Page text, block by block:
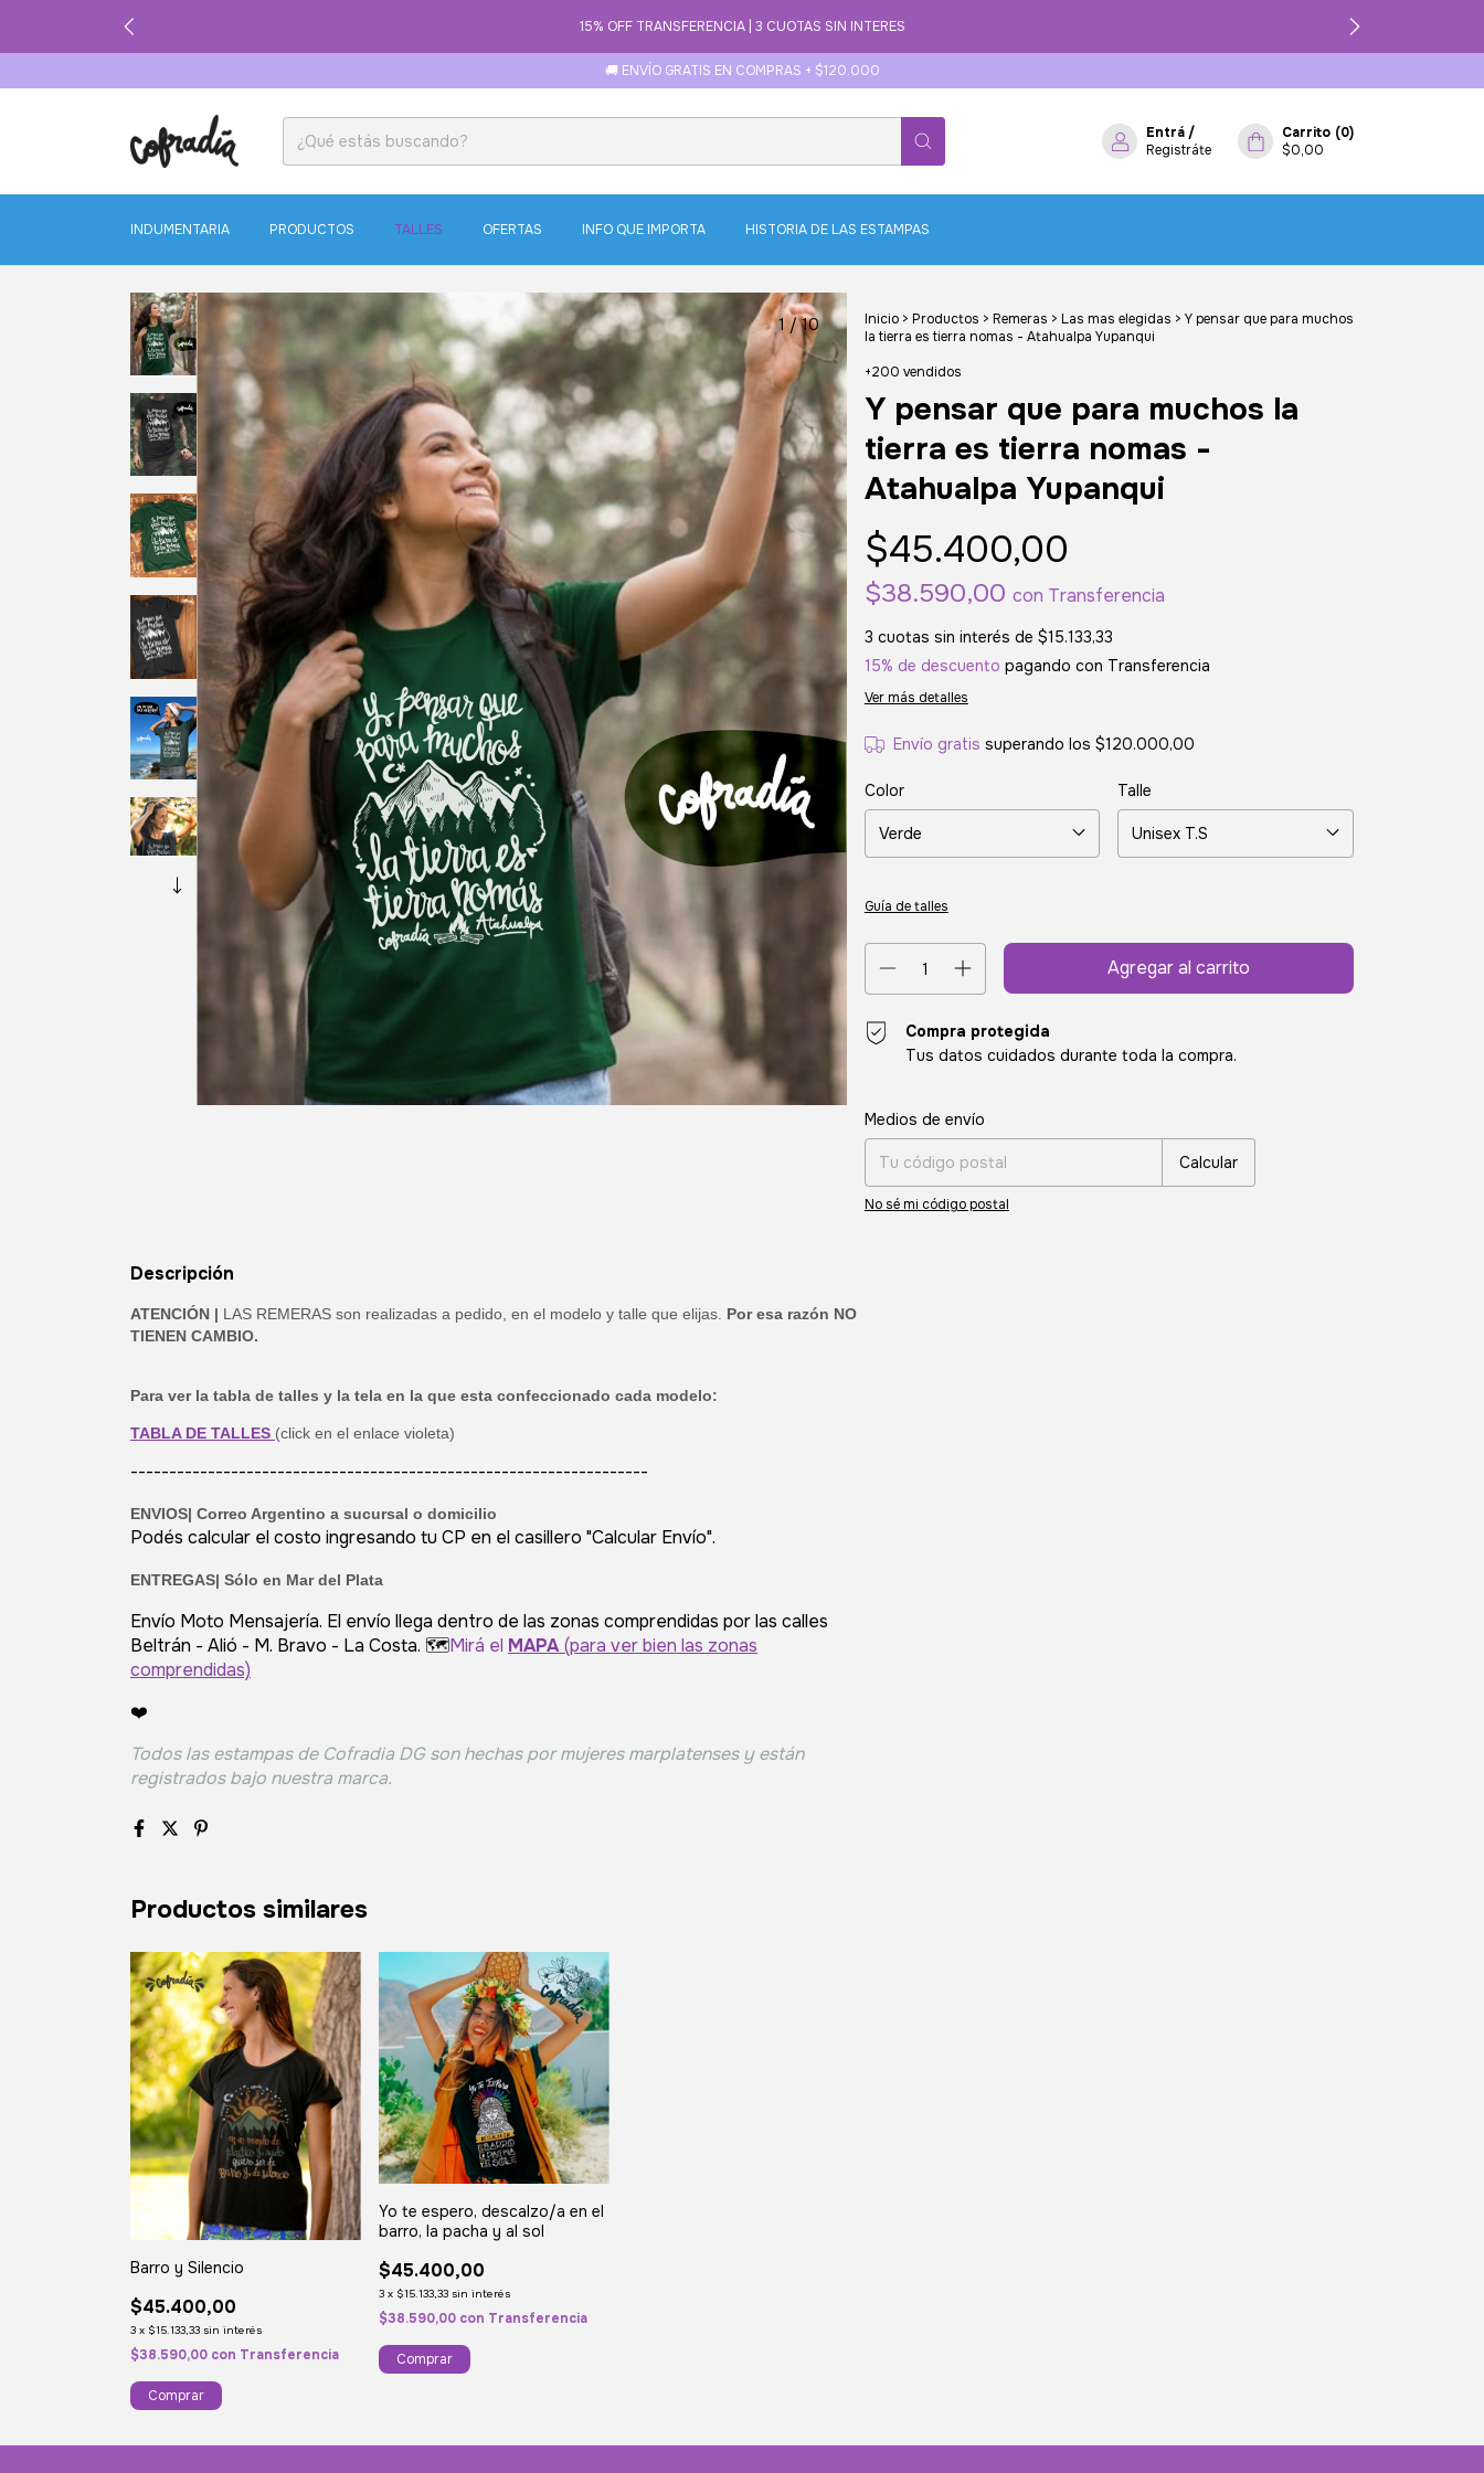
15% OFF TRANSFERENCIA | 3 CUOTAS SIN INTERES
🚚 ENVÍO GRATIS EN COMPRAS + $120.000
Entrá /
Registráte
Carrito (0)
$0,00
INDUMENTARIA PRODUCTOS TALLES OFERTAS INFO QUE IMPORTA HISTORIA DE LAS ESTAMPAS
1/10 Inicio > Productos > Remeras > Las mas elegidas > Y pensar que para muchos
la tierra es tierra nomas - Atahualpa Yupanqui
+200 vendidos
Y pensar que para muchos la
tierra es tierra nomas -
Atahualpa Yupanqui
$45.400,00
$38.590,00 con Transferencia
3 cuotas sin interés de $15.133,33
15% de descuento pagando con Transferencia
Ver más detalles
Envío gratis superando los$120.000,00
Color Talle
Guía de talles
Compra protegida
Tus datos cuidados durante toda la compra.
Entregas para el CP:
Medios de envío
Calcular
No sé mi código postal
Descripción
ATENCIÓN | LAS REMERAS son realizadas a pedido, en el modelo y talle que elijas. Por esa razón NO
TIENEN CAMBIO.
Para ver la tabla de talles y la tela en la que esta confeccionado cada modelo:
TABLA DE TALLES (click en el enlace violeta)
-------------------------------------------------------------------
ENVIOS| Correo Argentino a sucursal o domicilio
Podés calcular el costo ingresando tu CP en el casillero "Calcular Envío".
ENTREGAS| Sólo en Mar del Plata
Envío Moto Mensajería. El envío llega dentro de las zonas comprendidas por las calles
Beltrán - Alió - M. Bravo - La Costa. 🗺️Mirá el MAPA(para ver bien las zonas
comprendidas)
❤️
Todos las estampas de Cofradia DG son hechas por mujeres marplatenses y están
registrados bajo nuestra marca.
Productos similares
Barro y Silencio
$45.400,00
3 x $15.133,33 sin interés
$38.590,00 con Transferencia
Comprar
Yo te espero, descalzo/a en el
barro, la pacha y al sol
$45.400,00
3 x $15.133,33 sin interés
$38.590,00 con Transferencia
Comprar